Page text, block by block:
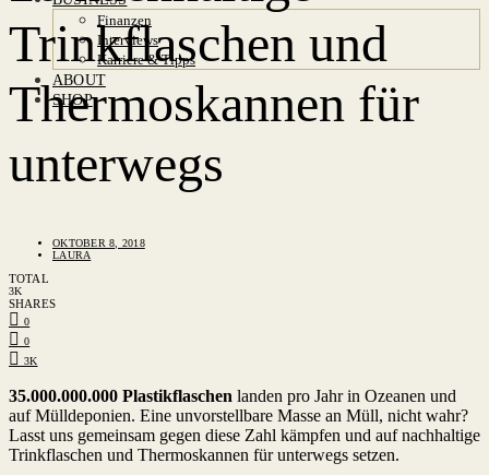
Finanzen
Interviews
Karriere & Tipps
ABOUT
SHOP
Trinkflaschen und
Thermoskannen für
unterwegs
OKTOBER 8, 2018
LAURA
TOTAL
3K
SHARES
0
0
3K
35.000.000.000 Plastikflaschen landen pro Jahr in Ozeanen und
auf Mülldeponien. Eine unvorstellbare Masse an Müll, nicht wahr?
Lasst uns gemeinsam gegen diese Zahl kämpfen und auf nachhaltige
Trinkflaschen und Thermoskannen für unterwegs setzen.